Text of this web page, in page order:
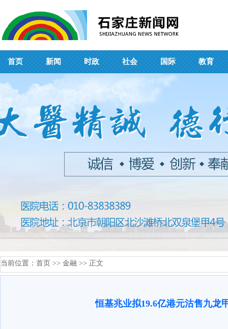
首页 新闻 时政 社会 国际 教育
当前位置： 首页 >> 金融 >> 正文
恒基兆业拟19.6亿港元沽售九龙